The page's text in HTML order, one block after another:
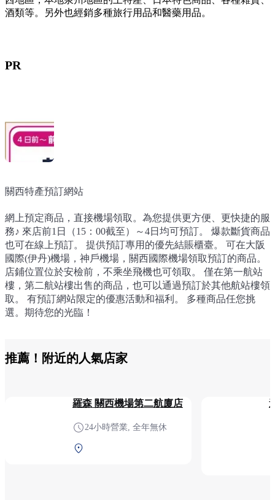
酒類等。另外也經銷多種旅行用品和醫藥用品。
PR
關西特產預訂網站
網上預定商品，直接機場領取。為您提供更方便、更快捷的服
務♪ 來店前1日（15：00截至）～4日均可預訂。 爆款斷貨商品
也可在線上預訂。 提供預訂專用的優先結賬櫃臺。 可在大阪
國際(伊丹)機場，神戶機場，關西國際機場領取預訂的商品。
店鋪位置位於安檢前，不乘坐飛機也可領取。 僅在第一航站
樓，第二航站樓出售的商品，也可以通過預訂於其他航站樓領
取。 有預訂網站限定的優惠活動和福利。 多種商品任您挑
選。期待您的光臨！
推薦！附近的人氣店家
羅森 關西機場第二航廈店
24小時營業, 全年無休